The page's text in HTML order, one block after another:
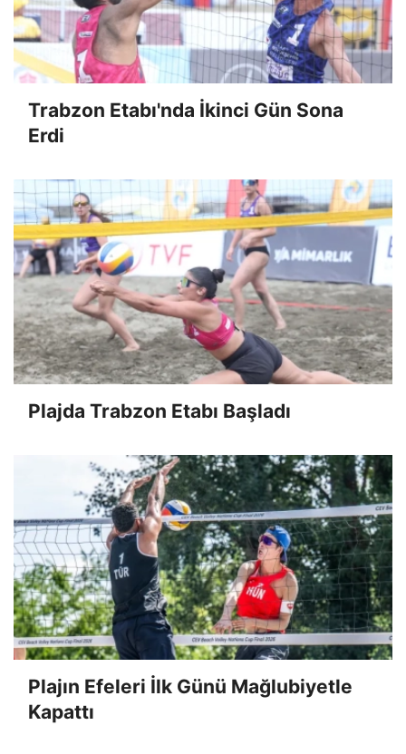
Trabzon Etabı'nda İkinci Gün Sona
Erdi
Plajda Trabzon Etabı Başladı
Plajın Efeleri İlk Günü Mağlubiyetle
Kapattı